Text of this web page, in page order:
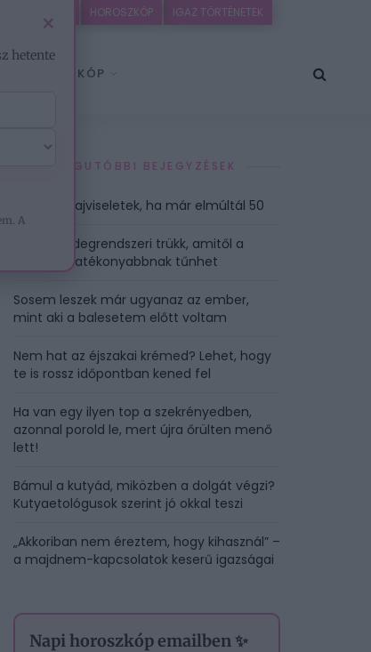
IGAZ TÖRTÉNETEK
HOROSZKÓP
HOROSZKÓP
LEGUTÓBBI BEJEGYZÉSEK
Fiatalító hajviseletek, ha már elmúltál 50
3 reggeli idegrendszeri trükk, amitől a
kávéd is hatékonyabbnak tűnhet
Sosem leszek már ugyanaz az ember,
mint aki a balesetem előtt voltam
Nem hat az éjszakai krémed? Lehet, hogy
te is rossz időpontban kened fel
Ha van egy ilyen top a szekrényedben,
azonnal porold le, mert újra őrülten menő
lett!
Bámul a kutyád, miközben a dolgát végzi?
Kutyaetológusok szerint jó okkal teszi
„Akkoriban nem éreztem, hogy kihasznál” –
a majdnem-kapcsolatok keserű igazságai
Napi horoszkóp emailben ✨
×
hetente
A